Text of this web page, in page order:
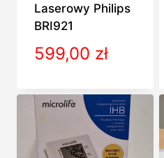
Laserowy Philips
BRI921
599,00 zł